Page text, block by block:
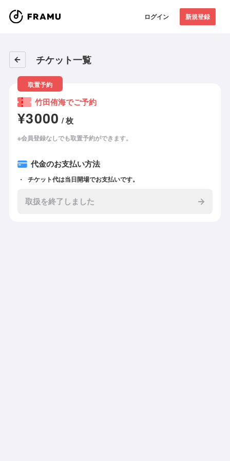
ログイン 新規登録
チケット一覧
取置予約
竹田侑海でご予約
¥3000 / 枚
※会員登録なしでも取置予約ができます。
代金のお支払い方法
チケット代は当日開場でお支払いです。
取扱を終了しました